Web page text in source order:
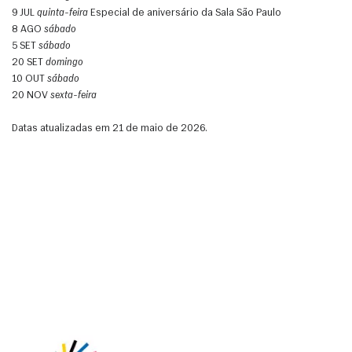
9 JUL quinta-feira Especial de aniversário da Sala São Paulo
8 AGO sábado
5 SET sábado
20 SET domingo
10 OUT sábado
20 NOV sexta-feira
Datas atualizadas em 21 de maio de 2026.